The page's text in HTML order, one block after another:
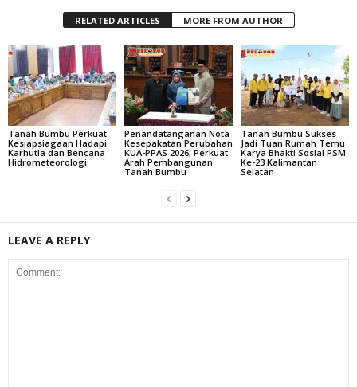
RELATED ARTICLES MORE FROM AUTHOR
Tanah Bumbu Perkuat
Kesiapsiagaan Hadapi
Karhutla dan Bencana
Hidrometeorologi
Penandatanganan Nota
Kesepakatan Perubahan
KUA-PPAS 2026, Perkuat
Arah Pembangunan
Tanah Bumbu
Tanah Bumbu Sukses
Jadi Tuan Rumah Temu
Karya Bhakti Sosial PSM
Ke-23 Kalimantan
Selatan
LEAVE A REPLY